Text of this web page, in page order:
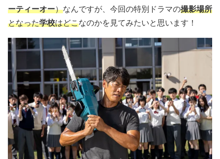
ーティーオー）なんですが、今回の特別ドラマの撮影場所
となった学校はどこなのかを見てみたいと思います！